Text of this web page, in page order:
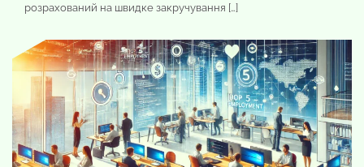
розрахований на швидке закручування […]